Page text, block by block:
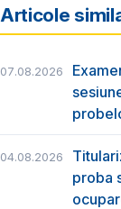
Articole
07.08.2026
04.08.2026
proba